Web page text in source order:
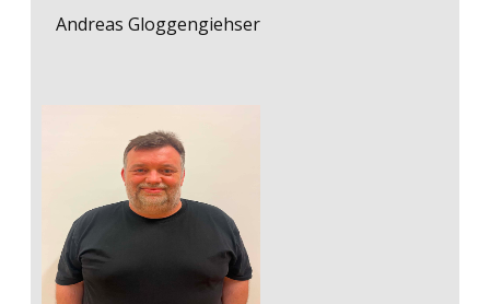
Andreas Gloggengiehser